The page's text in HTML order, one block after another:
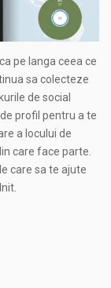
pe langa ceea ce
sa colecteze
de social
profil pentru a te
a locului de
care face parte.
care sa te ajute